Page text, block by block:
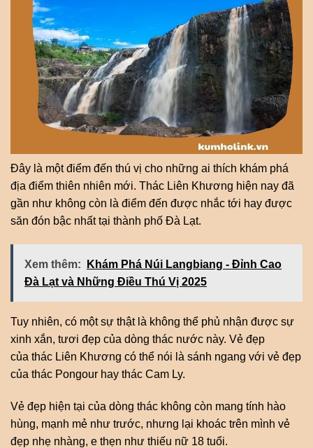
Đây là một điểm đến thú vị cho những ai thích khám phá
địa điểm thiên nhiên mới. Thác Liên Khương hiện nay đã
gần như không còn là điểm đến được nhắc tới hay được
săn đón bậc nhất tại thành phố Đà Lạt.
Xem thêm:
Khám Phá Núi Langbiang - Đỉnh Cao
Đà Lạt và Những Điều Thú Vị 2025
Tuy nhiên, có một sự thật là không thể phủ nhận được sự
xinh xắn, tươi đẹp của dòng thác nước này. Vẻ đẹp
của thác Liên Khương có thể nói là sánh ngang với vẻ đẹp
của thác Pongour hay thác Cam Ly.
Vẻ đẹp hiện tại của dòng thác không còn mang tính hào
hùng, mạnh mẻ như trước, nhưng lại khoác trên mình vẻ
đẹp nhẹ nhàng, e thẹn như thiếu nữ 18 tuổi.